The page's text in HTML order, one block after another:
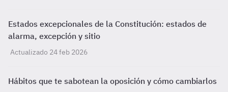
Estados excepcionales de la Constitución: estados de
alarma, excepción y sitio
Actualizado 24 feb 2026
Hábitos que te sabotean la oposición y cómo cambiarlos